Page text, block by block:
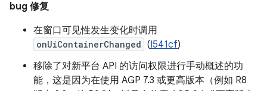
bug 修复
在窗口可见性发生变化时调用
onUiContainerChanged (I541cf)
移除了对新平台 API 的访问权限进行手动概述的功
能，这是因为在使用 AGP 7.3 或更高版本（例如 R8